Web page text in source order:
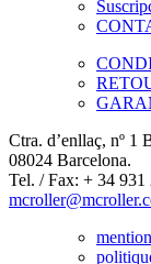
Ctra. d’enllaç, nº 1
08024 Barcelona.
Tel. / Fax: + 34